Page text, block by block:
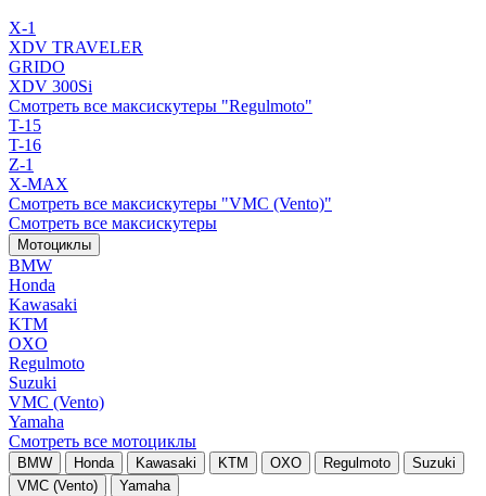
X-1
XDV TRAVELER
GRIDO
XDV 300Si
Смотреть все максискутеры "Regulmoto"
T-15
T-16
Z-1
X-MAX
Смотреть все максискутеры "VMC (Vento)"
Смотреть все максискутеры
Мотоциклы
BMW
Honda
Kawasaki
KTM
OXO
Regulmoto
Suzuki
VMC (Vento)
Yamaha
Смотреть все мотоциклы
BMW Honda Kawasaki KTM OXO Regulmoto
Suzuki
VMC (Vento)
Yamaha